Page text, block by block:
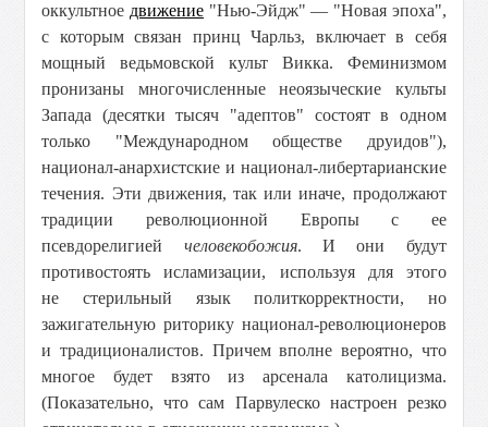
оккультное движение "Нью-Эйдж" — "Новая эпоха",
с которым связан принц Чарльз, включает в себя
мощный ведьмовской культ Викка. Феминизмом
пронизаны многочисленные неоязыческие культы
Запада (десятки тысяч "адептов" состоят в одном
только "Международном обществе друидов"),
национал-анархистские и национал-либертарианские
течения. Эти движения, так или иначе, продолжают
традиции революционной Европы с ее
псевдорелигией человекобожия. И они будут
противостоять исламизации, используя для этого
не стерильный язык политкорректности, но
зажигательную риторику национал-революционеров
и традиционалистов. Причем вполне вероятно, что
многое будет взято из арсенала католицизма.
(Показательно, что сам Парвулеско настроен резко